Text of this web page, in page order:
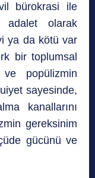
bürokrasi ile
adalet olarak
ya da kötü var
bir toplumsal
popülizmin
sayesinde,
kanallarını
gereksinim
gücünü ve